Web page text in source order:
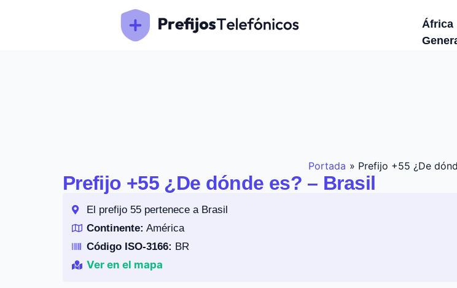
África
Portada » Prefijo +55 ¿De
Prefijo +55 ¿De dónde es? – Brasil
El prefijo 55 pertenece a Brasil
Continente: América
Código ISO-3166: BR
Ver en el mapa